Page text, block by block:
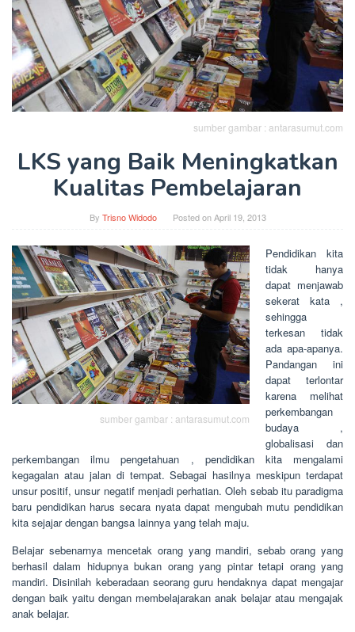
sumber gambar : antarasumut.com
LKS yang Baik Meningkatkan
Kualitas Pembelajaran
By Trisno Widodo Posted onApril 19, 2013
sumber gambar : antarasumut.com
Pendidikan kita
tidak hanya
dapat menjawab
sekerat kata ,
sehingga
terkesan tidak
ada apa-apanya.
Pandangan ini
dapat terlontar
karena melihat
perkembangan
budaya ,
globalisasi dan
perkembangan ilmu pengetahuan , pendidikan kita mengalami
kegagalan atau jalan di tempat. Sebagai hasilnya meskipun terdapat
unsur positif, unsur negatif menjadi perhatian. Oleh sebab itu paradigma
baru pendidikan harus secara nyata dapat mengubah mutu pendidikan
kita sejajar dengan bangsa lainnya yang telah maju.
Belajar sebenarnya mencetak orang yang mandiri, sebab orang yang
berhasil dalam hidupnya bukan orang yang pintar tetapi orang yang
mandiri. Disinilah keberadaan seorang guru hendaknya dapat mengajar
dengan baik yaitu dengan membelajarakan anak belajar atau mengajak
anak belajar.